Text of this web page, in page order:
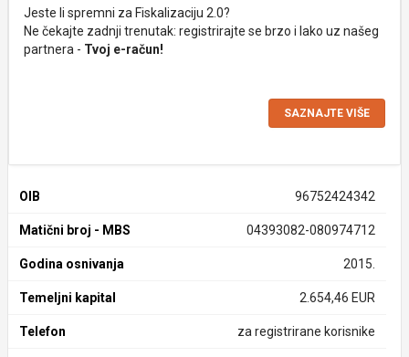
Jeste li spremni za Fiskalizaciju 2.0?
Ne čekajte zadnji trenutak: registrirajte se brzo i lako uz našeg
partnera - Tvoj e-račun!
SAZNAJTE VIŠE
OIB 96752424342
Matični broj - MBS 04393082-080974712
Godina osnivanja 2015.
Temeljni kapital 2.654,46 EUR
Telefon za registrirane korisnike